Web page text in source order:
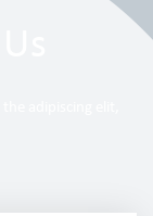
adipiscing elit,